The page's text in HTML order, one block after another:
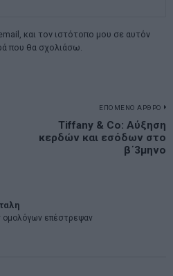
και τον ιστότοπο μου σε αυτόν
που θα σχολιάσω.
ΕΠΟΜΕΝΟ ΑΡΘΡΟ
Tiffany & Co: Αύξηση
κερδών και εσόδων στο
β΄3μηνο
ομολόγων επέστρεψαν